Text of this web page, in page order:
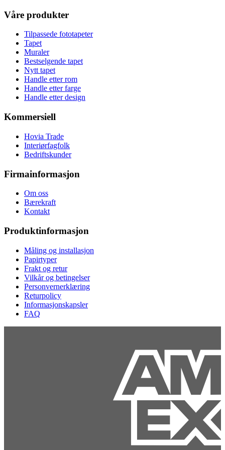
Våre produkter
Tilpassede fototapeter
Tapet
Muraler
Bestselgende tapet
Nytt tapet
Handle etter rom
Handle etter farge
Handle etter design
Kommersiell
Hovia Trade
Interiørfagfolk
Bedriftskunder
Firmainformasjon
Om oss
Bærekraft
Kontakt
Produktinformasjon
Måling og installasjon
Papirtyper
Frakt og retur
Vilkår og betingelser
Personvernerklæring
Returpolicy
Informasjonskapsler
FAQ